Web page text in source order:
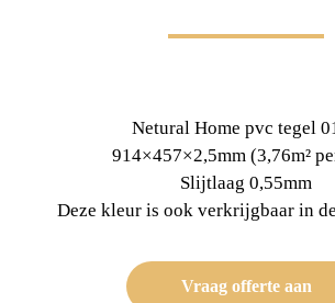
Netural Home pvc tegel
914×457×2,5mm (3,76m²
Slijtlaag 0,55mm
Deze kleur is ook verkrijgbaar in
Vraag offerte aan